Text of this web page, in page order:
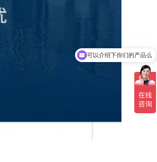
可以介绍下你们的产品么